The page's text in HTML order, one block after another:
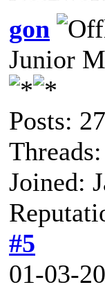
gon
Junior
Posts: 27
Joined:
#5
01-03-